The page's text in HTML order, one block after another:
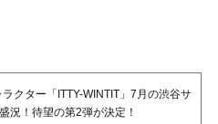
クター「ITTY-WINTIT」7月の渋谷サ
況！待望の第2弾が決定！